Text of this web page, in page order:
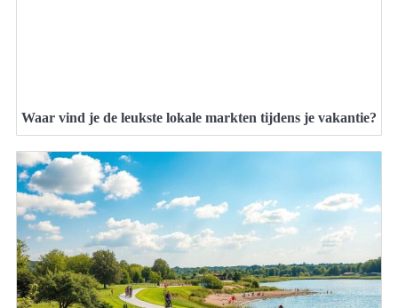
Waar vind je de leukste lokale markten tijdens je vakantie?